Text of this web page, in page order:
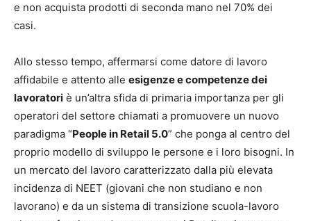
e non acquista prodotti di seconda mano nel 70% dei
casi.
Allo stesso tempo, affermarsi come datore di lavoro
affidabile e attento alle esigenze e competenze dei
lavoratori è un’altra sfida di primaria importanza per gli
operatori del settore chiamati a promuovere un nuovo
paradigma “People in Retail 5.0” che ponga al centro del
proprio modello di sviluppo le persone e i loro bisogni. In
un mercato del lavoro caratterizzato dalla più elevata
incidenza di NEET (giovani che non studiano e non
lavorano) e da un sistema di transizione scuola-lavoro